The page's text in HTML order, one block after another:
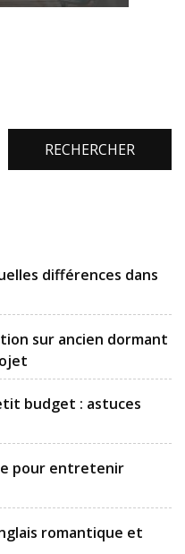
RECHERCHER
différences dans
sur ancien dormant
budget : astuces
pour entretenir
romantique et